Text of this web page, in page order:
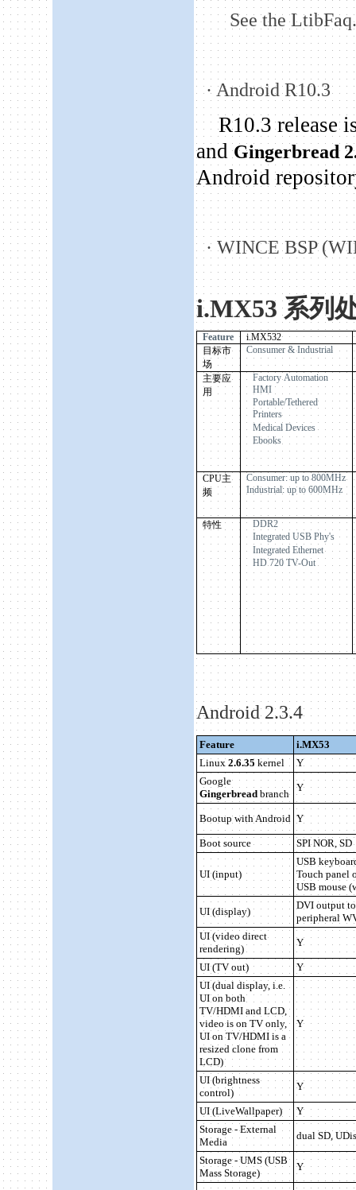
See the
· Android R10.3
R10.3 release
andGingerbread
Android
· WINCE BSP
i.MX53系列
Feature
i.MX532
目标市
场
Consumer & Industrial
主要应
用
Factory Automation
HMI
Portable/Tethered
Printers
Medical Devices
Ebooks
CPU主
频
Consumer: up to 800MHz
Industrial: up to 600MHz
特性
DDR2
Integrated USB Phy's
Integrated Ethernet
HD 720 TV-Out
Android2.3.4
Feature
i.MX53
Linux 2.6.35 kernel
Y
Google
Gingerbread branch
Y
Bootup with Android Y
Boot source SPI NOR, SD
UI (input)
USB
Touch panel
USB mouse
UI (display)
DVI output
peripheral
UI (video direct
rendering)
Y
UI (TV out)
Y
UI (dual display, i.e.
UI on both
TV/HDMI and LCD,
video is on TV only,
UI on TV/HDMI is a
resized clone from
LCD)
Y
UI (brightness
control)
Y
UI (LiveWallpaper)
Y
Storage - External
Media
dual SD,
Storage - UMS (USB
Mass Storage)
Y